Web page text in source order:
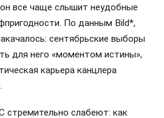
все чаще слышит неудобные
По данным Bild*,
сентябрьские выборы
для него «моментом истины»,
карьера канцлера
слабеют: как